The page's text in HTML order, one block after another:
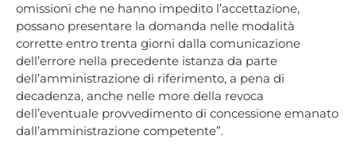
omissioni che ne hanno impedito l’accettazione,
possano presentare la domanda nelle modalità
corrette entro trenta giorni dalla comunicazione
dell’errore nella precedente istanza da parte
dell’amministrazione di riferimento, a pena di
decadenza, anche nelle more della revoca
dell’eventuale provvedimento di concessione emanato
dall’amministrazione competente”.